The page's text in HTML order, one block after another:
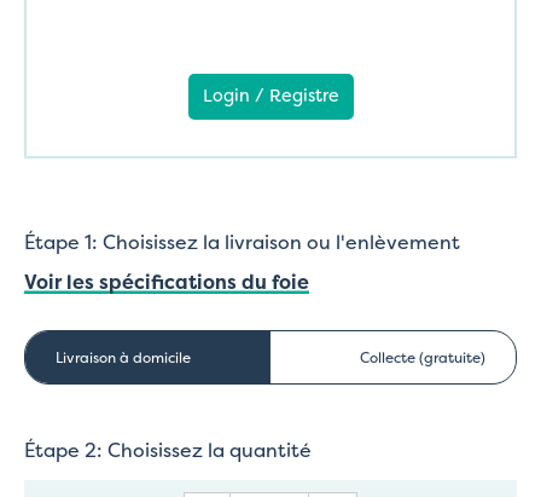
Login / Registre
Étape 1: Choisissez la livraison ou l'enlèvement
Voir les spécifications du foie
Livraison à domicile Collecte (gratuite)
Étape 2: Choisissez la quantité